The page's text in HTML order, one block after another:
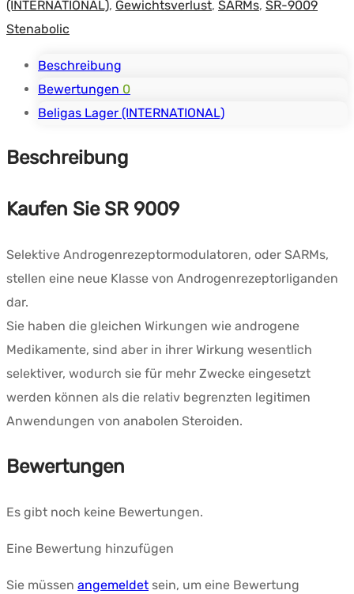
(INTERNATIONAL), Gewichtsverlust, SARMs, SR-9009
Stenabolic
Beschreibung
Bewertungen 0
Beligas Lager (INTERNATIONAL)
Beschreibung
Kaufen Sie SR 9009
Selektive Androgenrezeptormodulatoren, oder SARMs,
stellen eine neue Klasse von Androgenrezeptorliganden
dar.
Sie haben die gleichen Wirkungen wie androgene
Medikamente, sind aber in ihrer Wirkung wesentlich
selektiver, wodurch sie für mehr Zwecke eingesetzt
werden können als die relativ begrenzten legitimen
Anwendungen von anabolen Steroiden.
Bewertungen
Es gibt noch keine Bewertungen.
Eine Bewertung hinzufügen
Sie müssen angemeldet sein, um eine Bewertung